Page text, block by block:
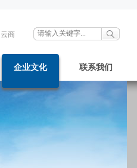
商
企业文化 联系我们